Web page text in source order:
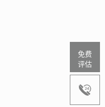
免费
评估
